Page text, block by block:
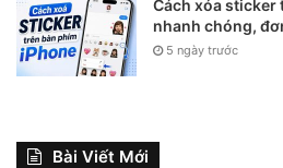
Cách xóa sticker
nhanh chóng,
5 ngày trước
Bài Viết Mới